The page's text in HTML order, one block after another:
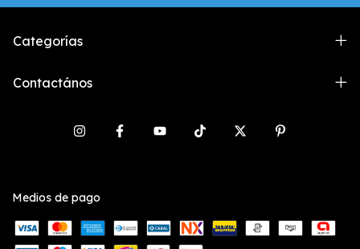
Categorías
Contactános
Medios de pago